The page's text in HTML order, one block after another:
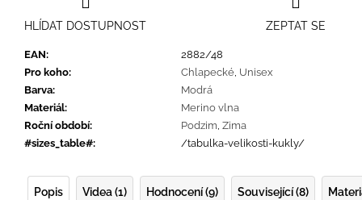
EAN:
2882/48
Pro koho: Chlapecké Unisex
Barva:
Modrá
Materiál:
Merino vlna
Roční období: Podzim Zima
#sizes_table#: /tabulka-velikosti-kukly/
ZEPTAT SE
HLÍDAT DOSTUPNOST
Popis Videa (1) Hodnocení (9) Související (8)